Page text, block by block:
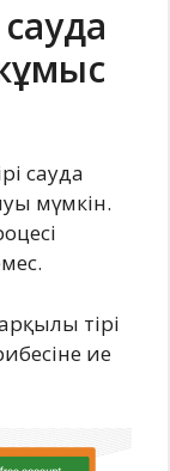
сауда
мүмкін.
тірі
ие